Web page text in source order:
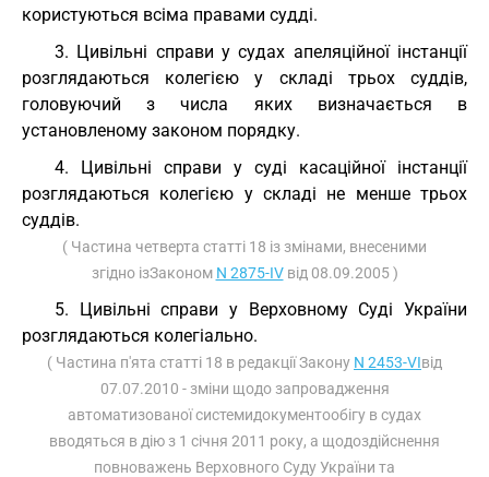
користуються всіма правами судді.
3. Цивільні справи у судах апеляційної інстанції
розглядаються колегією у складі трьох суддів,
головуючий з числа яких визначається в
установленому законом порядку.
4. Цивільні справи у суді касаційної інстанції
розглядаються колегією у складі не менше трьох
суддів.
( Частина четверта статті 18 із змінами, внесеними
згідно ізЗаконом N 2875-IVвід 08.09.2005 )
5. Цивільні справи у Верховному Суді України
розглядаються колегіально.
( Частина п'ята статті 18 в редакції Закону N 2453-VIвід
07.07.2010 - зміни щодо запровадження
автоматизованої системидокументообігу в судах
вводяться в дію з 1 січня 2011 року, а щодоздійснення
повноважень Верховного Суду України та